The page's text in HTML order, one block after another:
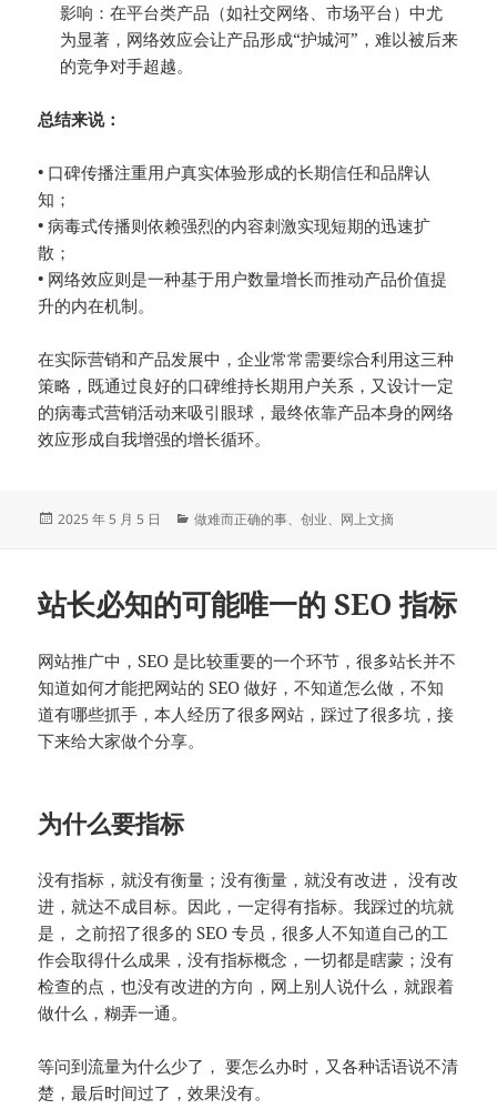
影响：在平台类产品（如社交网络、市场平台）中尤
为显著，网络效应会让产品形成“护城河”，难以被后来
的竞争对手超越。
总结来说：
• 口碑传播注重用户真实体验形成的长期信任和品牌认
知；
• 病毒式传播则依赖强烈的内容刺激实现短期的迅速扩
散；
• 网络效应则是一种基于用户数量增长而推动产品价值提
升的内在机制。
在实际营销和产品发展中，企业常常需要综合利用这三种
策略，既通过良好的口碑维持长期用户关系，又设计一定
的病毒式营销活动来吸引眼球，最终依靠产品本身的网络
效应形成自我增强的增长循环。
发
2025 年 5 月 5 日
分
做难而正确的事、创业、 网上文摘
站长必知的可能唯一的 SEO 指标
网站推广中，SEO 是比较重要的一个环节，很多站长并不
知道如何才能把网站的 SEO 做好，不知道怎么做，不知
道有哪些抓手，本人经历了很多网站，踩过了很多坑，接
下来给大家做个分享。
为什么要指标
没有指标，就没有衡量；没有衡量，就没有改进， 没有改
进，就达不成目标。因此，一定得有指标。我踩过的坑就
是， 之前招了很多的 SEO 专员，很多人不知道自己的工
作会取得什么成果，没有指标概念，一切都是瞎蒙；没有
检查的点，也没有改进的方向，网上别人说什么，就跟着
做什么，糊弄一通。
等问到流量为什么少了， 要怎么办时，又各种话语说不清
楚，最后时间过了，效果没有。